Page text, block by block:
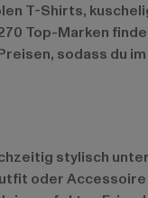
T-Shirts,
Top-Marken
sodass du
stylisch
oder